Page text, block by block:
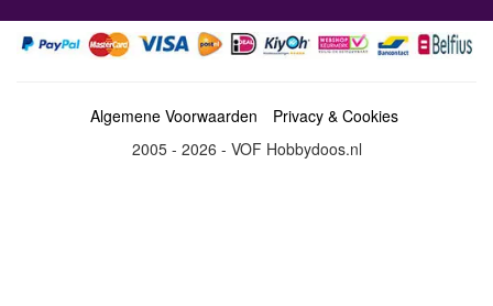
Algemene Voorwaarden
Privacy & Cookies
2005 - 2026 - VOF Hobbydoos.nl